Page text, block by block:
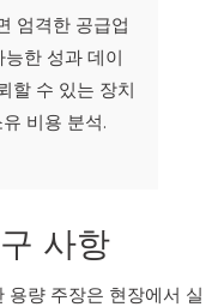
엄격한 공급업
한 성과 데이
할 수 있는 장치
비용 분석.
사항
용량 주장은 현장에서 실